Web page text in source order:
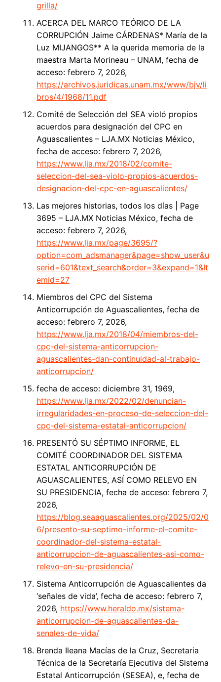
grilla/
ACERCA DEL MARCO TEÓRICO DE LA
CORRUPCIÓN Jaime CÁRDENAS* María de la
Luz MIJANGOS** A la querida memoria de la
maestra Marta Morineau – UNAM, fecha de
acceso: febrero 7, 2026,
https://archivos.juridicas.unam.mx/www/bjv/li
bros/4/1968/11.pdf
Comité de Selección del SEA violó propios
acuerdos para designación del CPC en
Aguascalientes – LJA.MX Noticias México,
fecha de acceso: febrero 7, 2026,
https://www.lja.mx/2018/02/comite-
seleccion-del-sea-violo-propios-acuerdos-
designacion-del-cpc-en-aguascalientes/
Las mejores historias, todos los días | Page
3695 – LJA.MX Noticias México, fecha de
acceso: febrero 7, 2026,
https://www.lja.mx/page/3695/?
option=com_adsmanager&page=show_user&u
serid=601&text_search&order=3&expand=1&It
emid=27
Miembros del CPC del Sistema
Anticorrupción de Aguascalientes, fecha de
acceso: febrero 7, 2026,
https://www.lja.mx/2018/04/miembros-del-
cpc-del-sistema-anticorrupcion-
aguascalientes-dan-continuidad-al-trabajo-
anticorrupcion/
fecha de acceso: diciembre 31, 1969,
https://www.lja.mx/2022/02/denuncian-
irregularidades-en-proceso-de-seleccion-del-
cpc-del-sistema-estatal-anticorrupcion/
PRESENTÓ SU SÉPTIMO INFORME, EL
COMITÉ COORDINADOR DEL SISTEMA
ESTATAL ANTICORRUPCIÓN DE
AGUASCALIENTES, ASÍ COMO RELEVO EN
SU PRESIDENCIA, fecha de acceso: febrero 7,
2026,
https://blog.seaaguascalientes.org/2025/02/0
6/presento-su-septimo-informe-el-comite-
coordinador-del-sistema-estatal-
anticorrupcion-de-aguascalientes-asi-como-
relevo-en-su-presidencia/
Sistema Anticorrupción de Aguascalientes da
‘señales de vida’, fecha de acceso: febrero 7,
2026, https://www.heraldo.mx/sistema-
anticorrupcion-de-aguascalientes-da-
senales-de-vida/
Brenda Ileana Macías de la Cruz, Secretaria
Técnica de la Secretaría Ejecutiva del Sistema
Estatal Anticorrupción (SESEA), e, fecha de